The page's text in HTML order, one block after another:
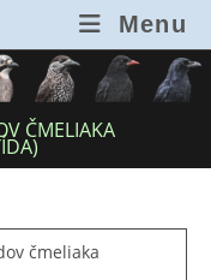
Menu
ČMELIAKA
čmeliaka